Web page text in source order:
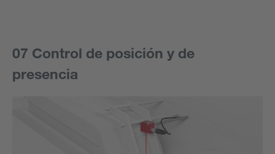
07 Control de posición y de
presencia